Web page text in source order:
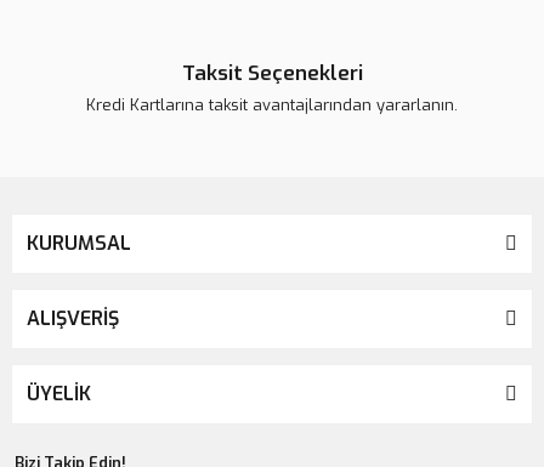
Taksit Seçenekleri
Kredi Kartlarına taksit avantajlarından yararlanın.
KURUMSAL
ALIŞVERİŞ
ÜYELİK
Bizi Takip Edin!